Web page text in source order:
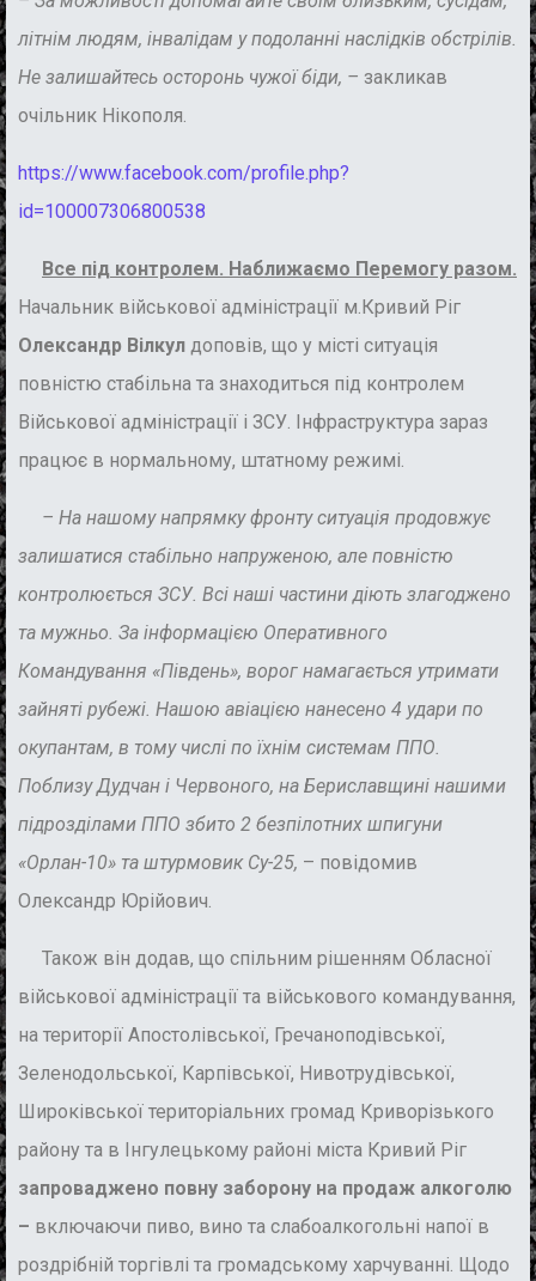
літнім людям, інвалідам у подоланні наслідків обстрілів.
Не залишайтесь осторонь чужої біди, – закликав
очільник Нікополя.
https://www.facebook.com/profile.php?
id=100007306800538
Все під контролем. Наближаємо Перемогу разом.
Начальник військової адміністрації м.Кривий Ріг
Олександр Вілкул доповів, що у місті ситуація
повністю стабільна та знаходиться під контролем
Військової адміністрації і ЗСУ. Інфраструктура зараз
працює в нормальному, штатному режимі.
– На нашому напрямку фронту ситуація продовжує
залишатися стабільно напруженою, але повністю
контролюється ЗСУ. Всі наші частини діють злагоджено
та мужньо. За інформацією Оперативного
Командування «Південь», ворог намагається утримати
зайняті рубежі. Нашою авіацією нанесено 4 удари по
окупантам, в тому числі по їхнім системам ППО.
Поблизу Дудчан і Червоного, на Бериславщині нашими
підрозділами ППО збито 2 безпілотних шпигуни
«Орлан-10» та штурмовик Су-25, – повідомив
Олександр Юрійович.
Також він додав, що спільним рішенням Обласної
військової адміністрації та військового командування,
на території Апостолівської, Гречаноподівської,
Зеленодольської, Карпівської, Нивотрудівської,
Широківської територіальних громад Криворізького
району та в Інгулецькому районі міста Кривий Ріг
запроваджено повну заборону на продаж алкоголю
– включаючи пиво, вино та слабоалкогольні напої в
роздрібній торгівлі та громадському харчуванні. Щодо